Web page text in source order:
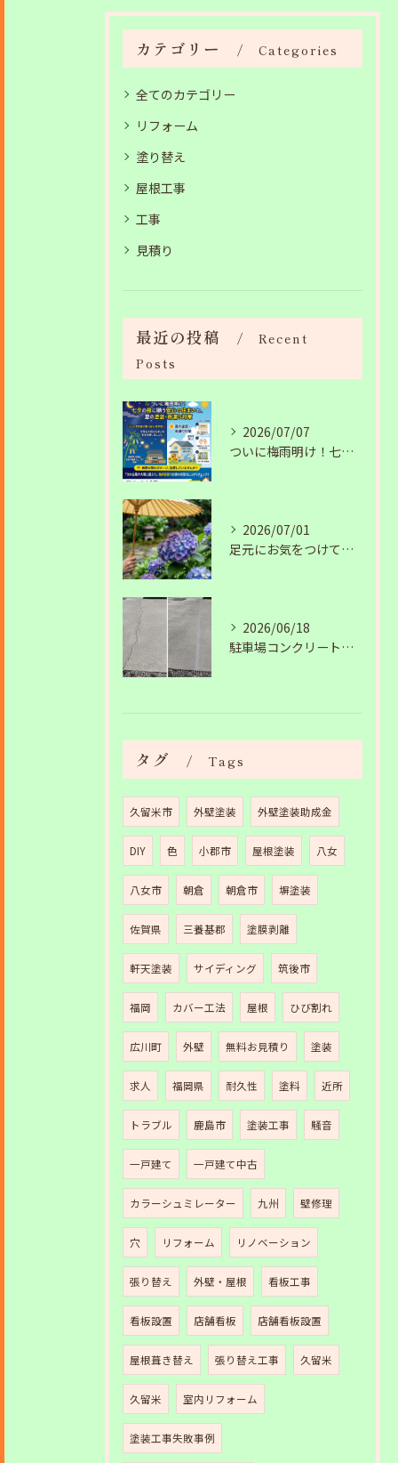
カテゴリー Categories
全てのカテゴリー
リフォーム
塗り替え
屋根工事
工事
見積り
最近の投稿
Recent
Posts
2026/07/07
ついに梅雨明け！七夕の夜に願う安心の住まいと、夏の塗装・雨漏り対策
2026/07/01
足元にお気をつけて。梅雨の季節を安全・快適に乗り切るコツ
2026/06/18
駐車場コンクリートのひび割れは放置NG？原因と補修工事の施工事例を紹介
タグ Tags
久留米市 外壁塗装 外壁塗装助成金
DIY 色 小郡市 屋根塗装 八女
八女市 朝倉 朝倉市 塀塗装
佐賀県 三養基郡 塗膜剥離
軒天塗装 サイディング 筑後市
福岡 カバー工法 屋根 ひび割れ
広川町 外壁 無料お見積り 塗装
求人 福岡県 耐久性 塗料 近所
トラブル 鹿島市 塗装工事 騒音
一戸建て 一戸建て中古
カラーシュミレーター 九州 壁修理
穴 リフォーム リノベーション
張り替え 外壁・屋根 看板工事
看板設置 店舗看板 店舗看板設置
屋根葺き替え 張り替え工事 久留米
久留米 室内リフォーム
塗装工事失敗事例